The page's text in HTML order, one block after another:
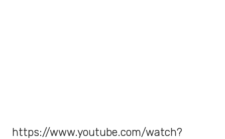
https://www.youtube.com/watch?